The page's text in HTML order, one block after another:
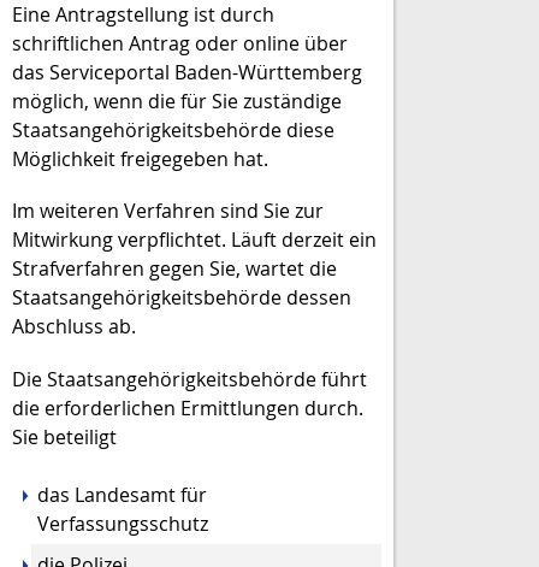
Eine Antragstellung ist durch
schriftlichen Antrag oder online über
das Serviceportal Baden-Württemberg
möglich, wenn die für Sie zuständige
Staatsangehörigkeitsbehörde diese
Möglichkeit freigegeben hat.
Im weiteren Verfahren sind Sie zur
Mitwirkung verpflichtet. Läuft derzeit ein
Strafverfahren gegen Sie, wartet die
Staatsangehörigkeitsbehörde dessen
Abschluss ab.
Die Staatsangehörigkeitsbehörde führt
die erforderlichen Ermittlungen durch.
Sie beteiligt
das Landesamt für
Verfassungsschutz